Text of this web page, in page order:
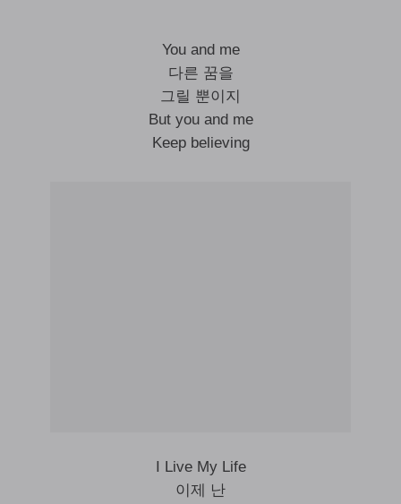
You and me
다른 꿈을
그릴 뿐이지
But you and me
Keep believing
I Live My Life
이제 난